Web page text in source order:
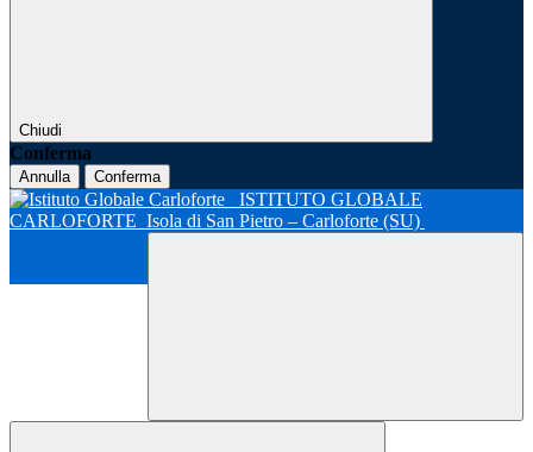
Chiudi
Conferma
Annulla Conferma
ISTITUTO GLOBALE
CARLOFORTE Isola di San Pietro – Carloforte (SU)